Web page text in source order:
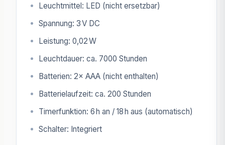
Leuchtmittel: LED (nicht ersetzbar)
Spannung: 3 V DC
Leistung: 0,02 W
Leuchtdauer: ca. 7000 Stunden
Batterien: 2× AAA (nicht enthalten)
Batterielaufzeit: ca. 200 Stunden
Timerfunktion: 6 h an / 18 h aus (automatisch)
Schalter: Integriert